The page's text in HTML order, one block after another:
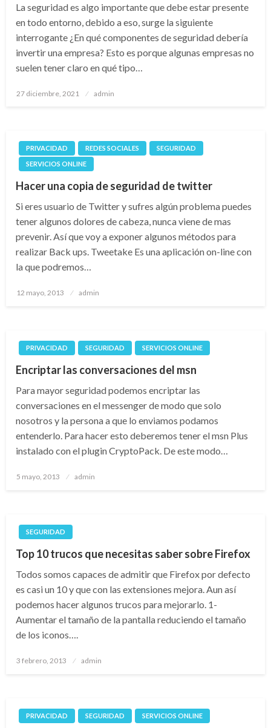
La seguridad es algo importante que debe estar presente
en todo entorno, debido a eso, surge la siguiente
interrogante ¿En qué componentes de seguridad debería
invertir una empresa? Esto es porque algunas empresas no
suelen tener claro en qué tipo…
Publicado
27 diciembre, 2021 admin
PRIVACIDAD REDES SOCIALES
SEGURIDAD
SERVICIOS ONLINE
Hacer una copia de seguridad de twitter
Si eres usuario de Twitter y sufres algún problema puedes
tener algunos dolores de cabeza, nunca viene de mas
prevenir. Así que voy a exponer algunos métodos para
realizar Back ups. Tweetake Es una aplicación on-line con
la que podremos…
Publicado
12 mayo, 2013 admin
PRIVACIDAD SEGURIDAD SERVICIOS ONLINE
Encriptar las conversaciones del msn
Para mayor seguridad podemos encriptar las
conversaciones en el messenger de modo que solo
nosotros y la persona a que lo enviamos podamos
entenderlo. Para hacer esto deberemos tener el msn Plus
instalado con el plugin CryptoPack. De este modo…
Publicado
5 mayo, 2013 admin
SEGURIDAD
Top 10 trucos que necesitas saber sobre Firefox
Todos somos capaces de admitir que Firefox por defecto
es casi un 10 y que con las extensiones mejora. Aun así
podemos hacer algunos trucos para mejorarlo. 1-
Aumentar el tamaño de la pantalla reduciendo el tamaño
de los iconos….
Publicado
3 febrero, 2013 admin
PRIVACIDAD SEGURIDAD SERVICIOS ONLINE